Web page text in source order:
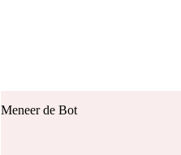
Meneer de Bot